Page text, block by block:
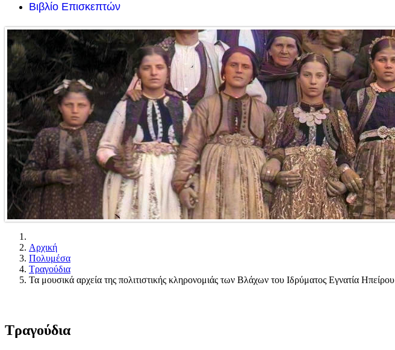
Βιβλίο Επισκεπτών
Αρχική
Πολυμέσα
Τραγούδια
Τα μουσικά αρχεία της πολιτιστικής κληρονομιάς των Βλάχων του Ιδρύματος Εγνατία Ηπείρου
Τραγούδια